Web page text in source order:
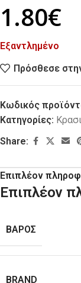
1.80€
Εξαντλημένο
Πρόσθεσε
Κωδικός
Κατηγορίες:
Share:
Επιπλέον
Επιπλέον
ΒΑΡΟΣ
BRAND